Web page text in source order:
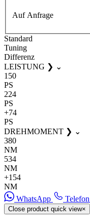
Auf Anfrage
Standard
Tuning
Differenz
LEISTUNG ❯ ⌄
150
PS
224
PS
+74
PS
DREHMOMENT ❯ ⌄
380
NM
534
NM
+154
NM
WhatsApp
Telefon
Close product quick view×